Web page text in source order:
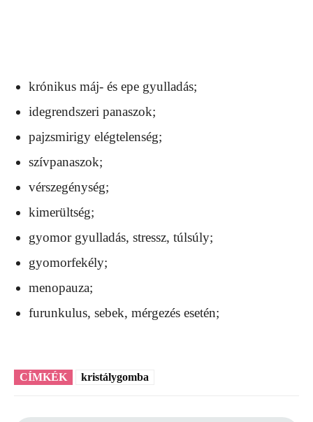
krónikus máj- és epe gyulladás;
idegrendszeri panaszok;
pajzsmirigy elégtelenség;
szívpanaszok;
vérszegénység;
kimerültség;
gyomor gyulladás, stressz, túlsúly;
gyomorfekély;
menopauza;
furunkulus, sebek, mérgezés esetén;
CÍMKÉK kristálygomba